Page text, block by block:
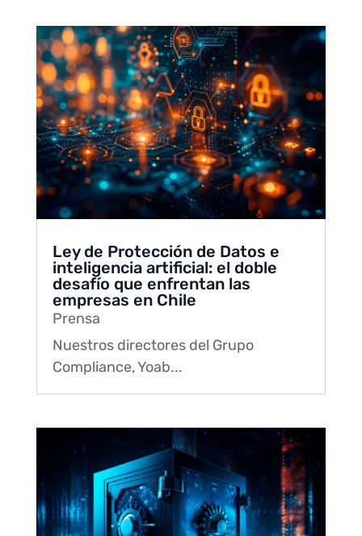
Ley de Protección de Datos e
inteligencia artificial: el doble
desafío que enfrentan las
empresas en Chile
Prensa
Nuestros directores del Grupo
Compliance, Yoab...